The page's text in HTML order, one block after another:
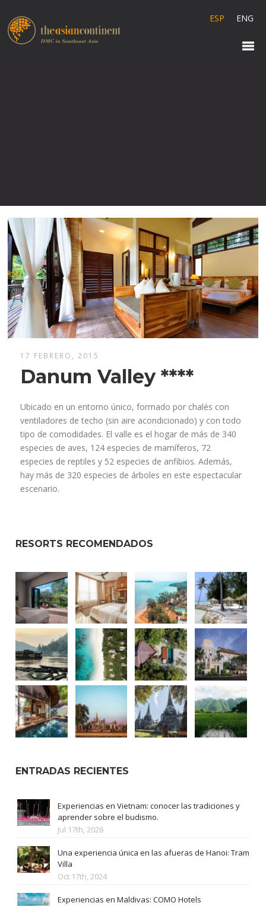
ESP ENG
17 FEBRERO, 2015
Danum Valley ****
Ubicado en un entorno único, formado por chalés con
ventiladores de techo (sin aire acondicionado) y con todo
tipo de comodidades. El valle es el hogar de más de 340
especies de aves, 124 especies de mamíferos, 72
especies de reptiles y 52 especies de anfibios. Además,
hay más de 320 especies de árboles en este espectacular
escenario.
RESORTS RECOMENDADOS
ENTRADAS RECIENTES
Experiencias en Vietnam: conocer las tradiciones y
aprender sobre el budismo.
Jul 17th, 2026
Una experiencia única en las afueras de Hanoi: Tram
Villa
Oct 17th, 2024
Experiencias en Maldivas: COMO Hotels